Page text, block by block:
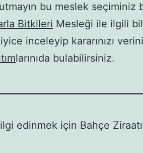
bu meslek seçiminiz
Bitkileri Mesleği ile ilgili
inceleyip kararınızı
larınıda bulabilirsiniz.
edinmek için Bahçe Ziraatı